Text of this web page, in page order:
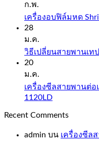
ก.พ.
เครื่องอบฟิล์มหด
28
ม.ค.
วิธีเปลี่ยนสายพานเท
20
ม.ค.
เครื่องซีลสายพานต่อ
1120LD
Recent Comments
admin บน เครื่องซีล